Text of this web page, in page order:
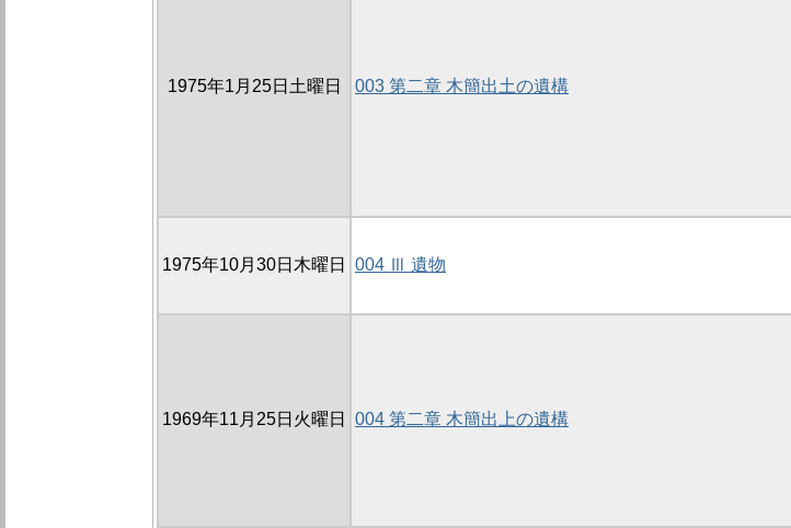
1975年1月25日土曜日 003 第二章 木簡出土の遺構
1975年10月30日木曜日 004 Ⅲ 遺物
1969年11月25日火曜日 004 第二章 木簡出上の遺構